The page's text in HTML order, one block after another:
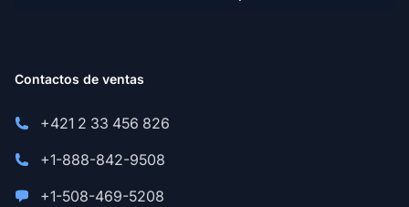
Contactos de ventas
+421 2 33 456 826
+1-888-842-9508
+1-508-469-5208